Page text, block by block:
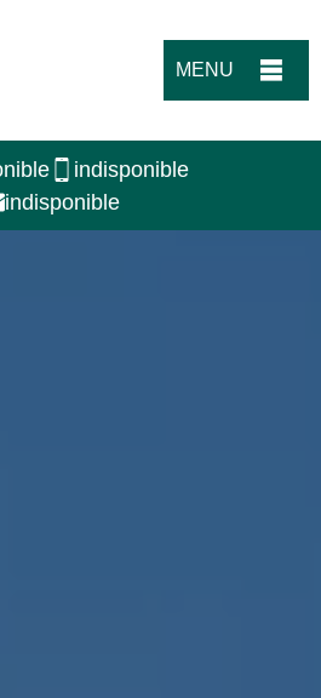
MENU
indisponible
indisponible